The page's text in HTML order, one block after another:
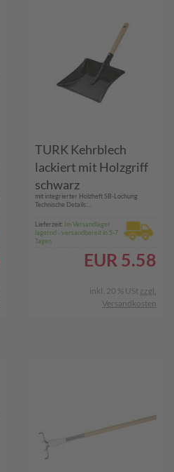
TURK Kehrblech
lackiert mit Holzgriff
schwarz
mit integrierter Holzheft SB-Lochung
Technische Details:...
Lieferzeit: Im Versandlager
lagernd - versandbereit in 5-7
Tagen
EUR 5.58
inkl. 20 % USt zzgl.
Versandkosten